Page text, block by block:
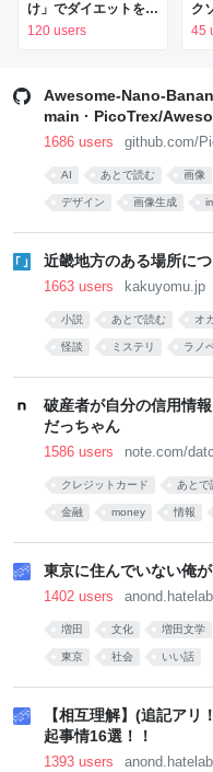
け」でダイエットを成
功させた芸人を直撃。
に驚き | 日刊SPA!
120 users
ク
45
Awesome-Nano-
main · PicoTrex/
1686 users github.com/
AI あとで読む 画像
デザイン 画像生成
近畿地方のある場所に
1663 users kakuyomu.jp
小説 あとで読む オ
怪談 ミステリ ラノ
破産者が自分の信用情
だっちゃん
1586 users note.com/
クレジットカード あとで
金融 money 情報
東京に住んでいない俺
1402 users
増田 文化 増田文学
東京 社会 いい話
【相互理解】(追記ア
起事情16選！！
1393 users